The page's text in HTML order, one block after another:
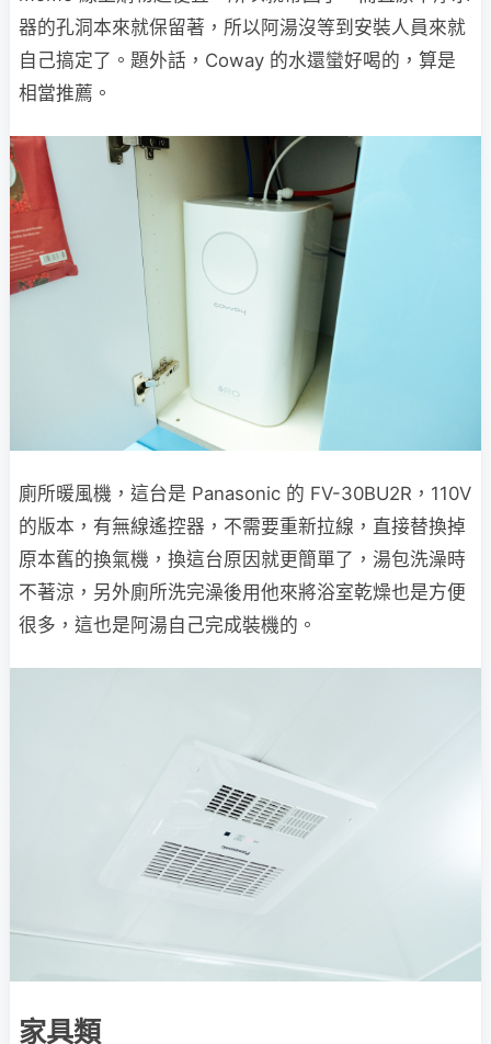
器的孔洞本來就保留著，所以阿湯沒等到安裝人員來就
自己搞定了。題外話，Coway 的水還蠻好喝的，算是
相當推薦。
廁所暖風機，這台是 Panasonic 的 FV-30BU2R，110V
的版本，有無線遙控器，不需要重新拉線，直接替換掉
原本舊的換氣機，換這台原因就更簡單了，湯包洗澡時
不著涼，另外廁所洗完澡後用他來將浴室乾燥也是方便
很多，這也是阿湯自己完成裝機的。
家具類